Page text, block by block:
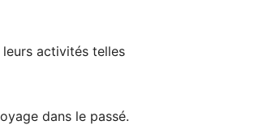
leurs activités telles
dans le passé.